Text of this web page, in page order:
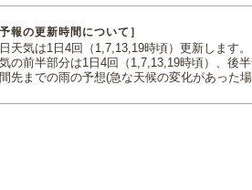
予報の更新時間について］
天気は1日4回（1,7,13,19時頃）更新します。
の前半部分は1日4回（1,7,13,19時頃）、後
先までの雨の予想(急な天候の変化があった